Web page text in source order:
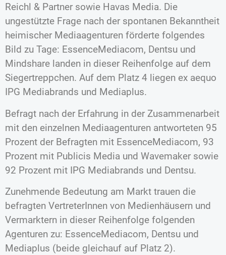
Reichl & Partner sowie Havas Media. Die
ungestützte Frage nach der spontanen Bekanntheit
heimischer Mediaagenturen förderte folgendes
Bild zu Tage: EssenceMediacom, Dentsu und
Mindshare landen in dieser Reihenfolge auf dem
Siegertreppchen. Auf dem Platz 4 liegen ex aequo
IPG Mediabrands und Mediaplus.
Befragt nach der Erfahrung in der Zusammenarbeit
mit den einzelnen Mediaagenturen antworteten 95
Prozent der Befragten mit EssenceMediacom, 93
Prozent mit Publicis Media und Wavemaker sowie
92 Prozent mit IPG Mediabrands und Dentsu.
Zunehmende Bedeutung am Markt trauen die
befragten VertreterInnen von Medienhäusern und
Vermarktern in dieser Reihenfolge folgenden
Agenturen zu: EssenceMediacom, Dentsu und
Mediaplus (beide gleichauf auf Platz 2).